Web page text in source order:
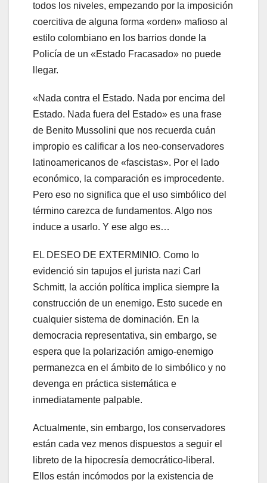
todos los niveles, empezando por la imposición
coercitiva de alguna forma «orden» mafioso al
estilo colombiano en los barrios donde la
Policía de un «Estado Fracasado» no puede
llegar.
«Nada contra el Estado. Nada por encima del
Estado. Nada fuera del Estado» es una frase
de Benito Mussolini que nos recuerda cuán
impropio es calificar a los neo-conservadores
latinoamericanos de «fascistas». Por el lado
económico, la comparación es improcedente.
Pero eso no significa que el uso simbólico del
término carezca de fundamentos. Algo nos
induce a usarlo. Y ese algo es…
EL DESEO DE EXTERMINIO. Como lo
evidenció sin tapujos el jurista nazi Carl
Schmitt, la acción política implica siempre la
construcción de un enemigo. Esto sucede en
cualquier sistema de dominación. En la
democracia representativa, sin embargo, se
espera que la polarización amigo-enemigo
permanezca en el ámbito de lo simbólico y no
devenga en práctica sistemática e
inmediatamente palpable.
Actualmente, sin embargo, los conservadores
están cada vez menos dispuestos a seguir el
libreto de la hipocresía democrático-liberal.
Ellos están incómodos por la existencia de